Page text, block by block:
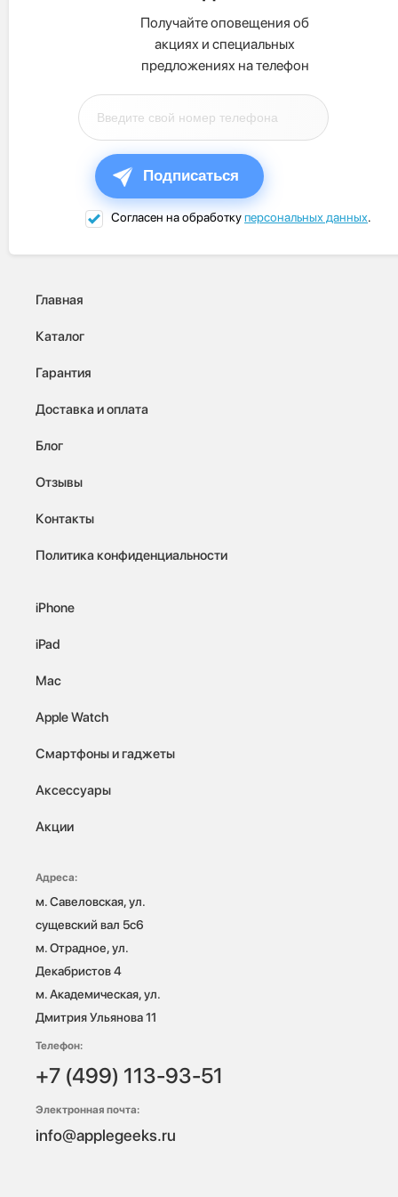
Получайте оповещения об
акциях и специальных
предложениях на телефон
Подписаться
Согласен на обработкуперсональных данных.
Главная
Каталог
Гарантия
Доставка и оплата
Блог
Отзывы
Контакты
Политика конфиденциальности
iPhone
iPad
Mac
Apple Watch
Смартфоны и гаджеты
Аксессуары
Акции
Адреса:
м. Савеловская, ул.
сущевский вал 5с6
м. Отрадное, ул.
Декабристов 4
м. Академическая, ул.
Дмитрия Ульянова 11
Телефон:
+7 (499) 113-93-51
Электронная почта:
info@applegeeks.ru